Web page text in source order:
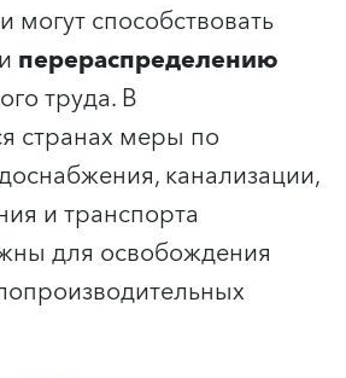
способствовать
и перераспределению
труда. В
странах меры по
канализации,
и транспорта
для освобождения